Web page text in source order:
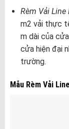
Rèm Vải Line
m2 vải thực
m dài của
cửa hiện đại
trường.
Mẫu Rèm Vải